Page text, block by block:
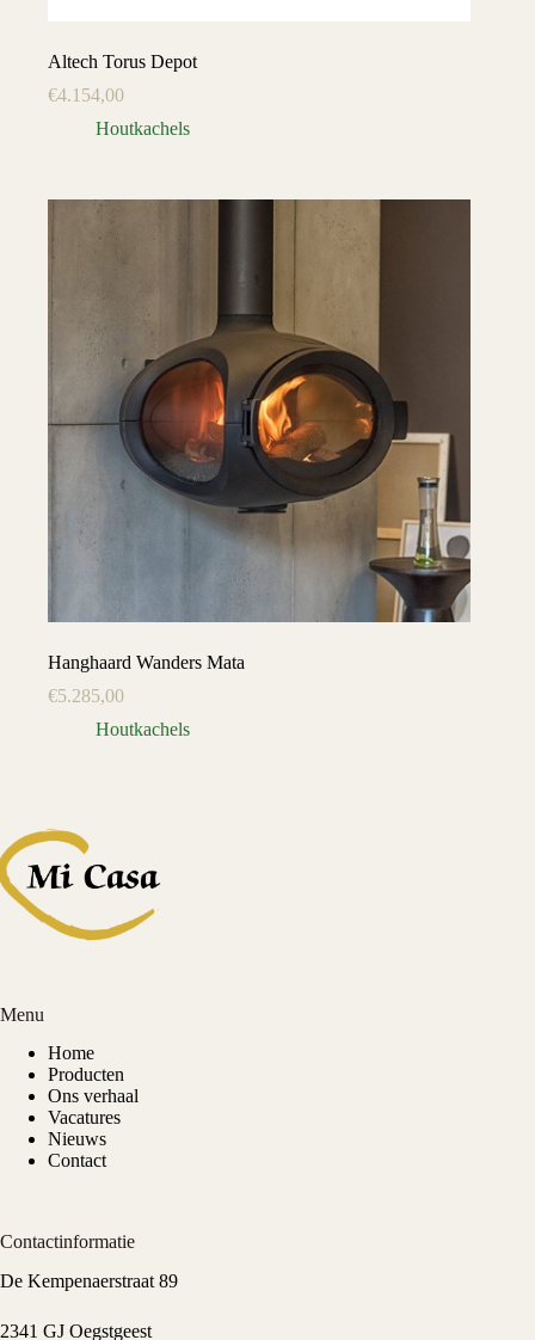
Altech Torus Depot
€4.154,00
Houtkachels
Hanghaard Wanders Mata
€5.285,00
Houtkachels
Menu
Home
Producten
Ons verhaal
Vacatures
Nieuws
Contact
Contactinformatie
De Kempenaerstraat 89
2341 GJ Oegstgeest